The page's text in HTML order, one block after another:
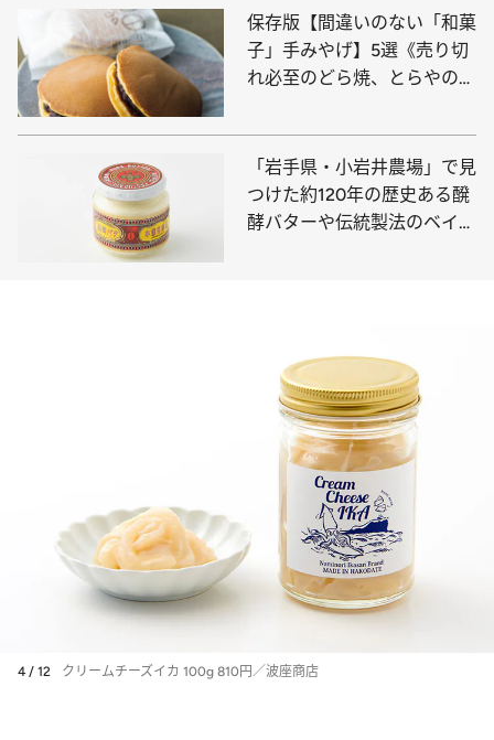
保存版【間違いのない「和菓
子」手みやげ】5選《売り切
れ必至のどら焼、とらやの限
の御用達は？
「岩手県・小岩井農場」で見
つけた約120年の歴史ある醗
酵バターや伝統製法のベイク
4 / 12 クリームチーズイカ 100g 810円／波座商店